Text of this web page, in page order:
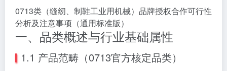
0713类（缝纫、制鞋工业用机械）品牌授权合作可行性
分析及注意事项（通用标准版）
一、品类概述与行业基础属性
1.1 产品范畴（0713官方核定品类）